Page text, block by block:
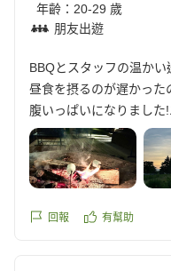
年齡： 20-29 歲
朋友出遊
BBQとスタッフの温かい
昼食を摂るのが遅かった
腹いっぱいになりました
ャリジャリだったのは残
焼きおにぎりなど嬉しいラ
近場の温泉施設へ向かう
フさんのお気遣いがあり
回報 有幫助